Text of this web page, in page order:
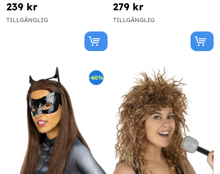
239 kr
TILLGÄNGLIG
279 kr
TILLGÄNGLIG
-60%